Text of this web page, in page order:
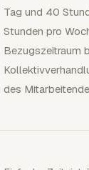
Tag und 40
Stunden pro
Bezugszeitraum
des